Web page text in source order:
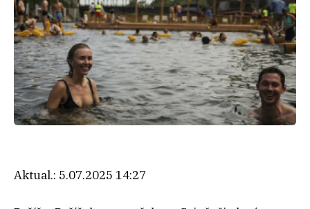
Aktual.: 5.07.2025 14:27